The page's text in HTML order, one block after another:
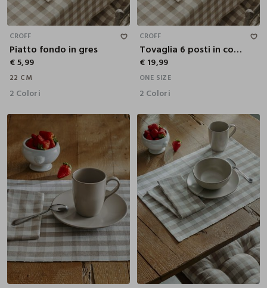
22 CM
CROFF
Piatto fondo in gres
€ 5,99
22 CM
2 Colori
CROFF
Tovaglia 6 posti in cotone a quadretti
€ 19,99
ONE SIZE
2 Colori
370 CC
14 CM